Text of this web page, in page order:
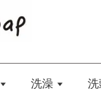
洗澡 洗